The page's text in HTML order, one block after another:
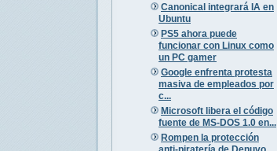
Canonical integrará IA en
Ubuntu
PS5 ahora puede
funcionar con Linux como
un PC gamer
Google enfrenta protesta
masiva de empleados por
c...
Microsoft libera el código
fuente de MS-DOS 1.0 en...
Rompen la protección